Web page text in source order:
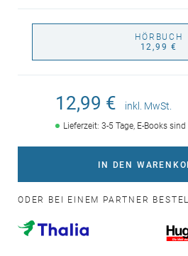
HÖRBUCH
12,99 €
12,99 € inkl. MwSt.
Lieferzeit: 3-5 Tage, E-Books
IN DEN
ODER BEI EINEM PARTNER